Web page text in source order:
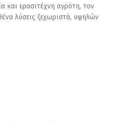
και ερασιτέχνη αγρότη, τον
λύσεις ξεχωριστά, υψηλών